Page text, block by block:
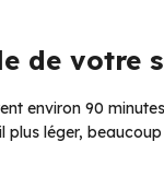
de votre
environ 90
plus léger,